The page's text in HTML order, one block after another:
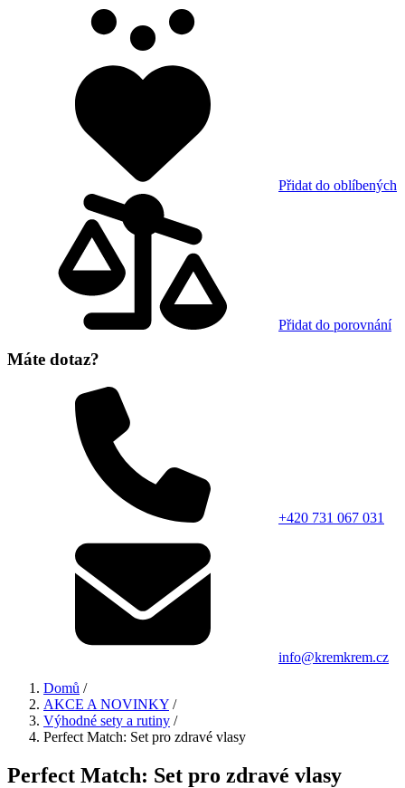
Přidat do oblíbených
Přidat do porovnání
Máte dotaz?
+420 731 067 031
info@kremkrem.cz
Domů /
AKCE A NOVINKY /
Výhodné sety a rutiny /
Perfect Match: Set pro zdravé vlasy
Perfect Match: Set pro zdravé vlasy